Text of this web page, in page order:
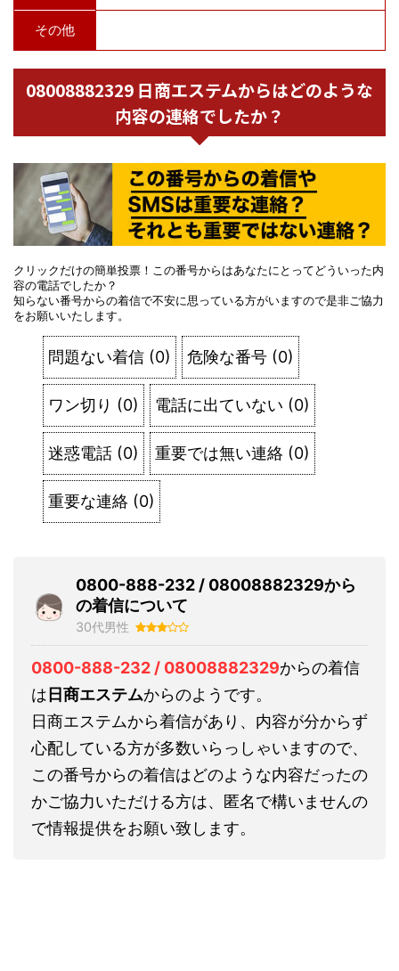
その他
08008882329 日商エステムからはどのような
内容の連絡でしたか？
クリックだけの簡単投票！この番号からはあなたにとってどういった内
容の電話でしたか？
知らない番号からの着信で不安に思っている方がいますので是非ご協力
をお願いいたします。
問題ない着信 (0) 危険な番号 (0)
ワン切り (0) 電話に出ていない (0)
迷惑電話 (0) 重要では無い連絡 (0)
重要な連絡 (0)
0800-888-232 / 08008882329から
の着信について
30代男性
0800-888-232 / 08008882329からの着信
は日商エステムからのようです。
日商エステムから着信があり、内容が分からず
心配している方が多数いらっしゃいますので、
この番号からの着信はどのような内容だったの
かご協力いただける方は、匿名で構いませんの
で情報提供をお願い致します。